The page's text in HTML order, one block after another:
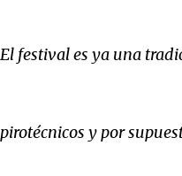
El festival es ya una
pirotécnicos y por